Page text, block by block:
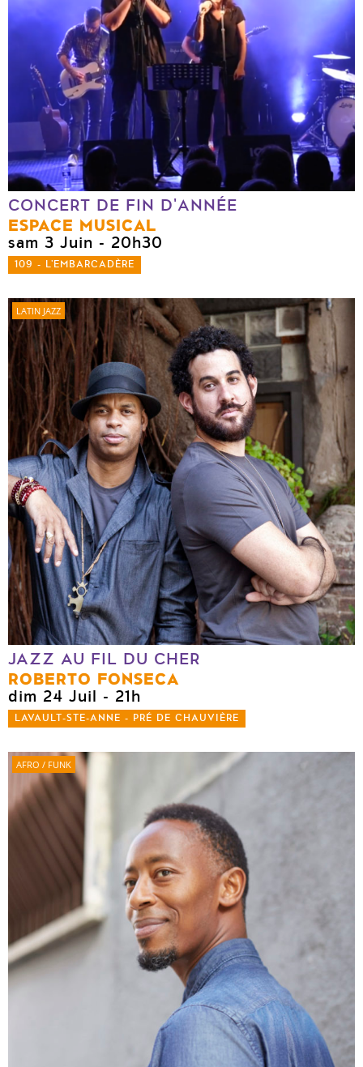
CONCERT DE FIN D'ANNÉE
ESPACE MUSICAL
sam 3 Juin - 20h30
109 - L'EMBARCADÈRE
LATIN JAZZ
JAZZ AU FIL DU CHER
ROBERTO FONSECA
dim 24 Juil - 21h
LAVAULT-STE-ANNE - PRÉ DE CHAUVIÈRE
AFRO / FUNK